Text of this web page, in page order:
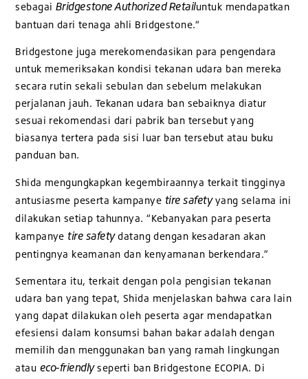
sebagai Bridgestone Authorized Retailuntuk mendapatkan
bantuan dari tenaga ahli Bridgestone.“
Bridgestone juga merekomendasikan para pengendara
untuk memeriksakan kondisi tekanan udara ban mereka
secara rutin sekali sebulan dan sebelum melakukan
perjalanan jauh. Tekanan udara ban sebaiknya diatur
sesuai rekomendasi dari pabrik ban tersebut yang
biasanya tertera pada sisi luar ban tersebut atau buku
panduan ban.
Shida mengungkapkan kegembiraannya terkait tingginya
antusiasme peserta kampanye tire safetyyang selama ini
dilakukan setiap tahunnya. “Kebanyakan para peserta
kampanye tire safetydatang dengan kesadaran akan
pentingnya keamanan dan kenyamanan berkendara.”
Sementara itu, terkait dengan pola pengisian tekanan
udara ban yang tepat, Shida menjelaskan bahwa cara lain
yang dapat dilakukan oleh peserta agar mendapatkan
efesiensi dalam konsumsi bahan bakar adalah dengan
memilih dan menggunakan ban yang ramah lingkungan
atau eco-friendlyseperti ban Bridgestone ECOPIA. Di